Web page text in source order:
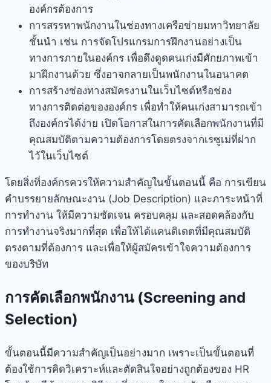
องค์กรต้องการ
การสรรหาพนักงานในช่องทางเครือข่ายมหาวิทยาลัย
ชั้นนำ เช่น การจัดโปรแกรมการฝึกงานอย่างเป็น
ทางการภายในองค์กร เพื่อดึงดูดคนเก่งมีศักยภาพเข้า
มาฝึกงานด้วย ซึ่งอาจกลายเป็นพนักงานในอนาคต
การสร้างช่องทางสมัครงานในเว็บไซต์หรือช่อง
ทางการติดต่อขององค์กร เพื่อทำให้คนเก่งสามารถเข้า
ถึงองค์กรได้ง่าย เปิดโอกาสในการคัดเลือกพนักงานที่มี
คุณสมบัติตามความต้องการโดยตรงจากเรซูเม่ที่ฝาก
ไว้ในเว็บไซต์
โดยสิ่งที่องค์กรควรให้ความสำคัญในขั้นตอนนี้ คือ การเขียน
คำบรรยายลักษณะงาน (Job Description) และภาระหน้าที่
การทำงาน ให้มีความชัดเจน ครอบคลุม และสอดคล้องกับ
การทำงานจริงมากที่สุด เพื่อให้ได้แคนดิเดตที่มีคุณสมบัติ
ตรงตามที่ต้องการ และเพื่อให้ผู้สมัครเข้าใจความต้องการ
ของบริษัท
การคัดเลือกพนักงาน (Screening and
Selection)
ขั้นตอนนี้มีความสำคัญเป็นอย่างมาก เพราะเป็นขั้นตอนที่
ต้องใช้การคิดวิเคราะห์และตัดสินใจอย่างถูกต้องของ HR